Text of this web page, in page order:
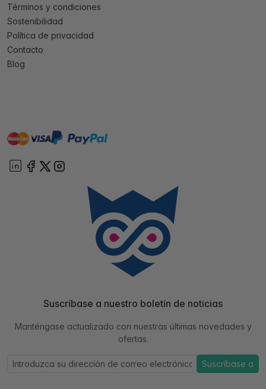
Términos y condiciones
Sostenibilidad
Política de privacidad
Contacto
Blog
mastervisa paypal
Suscríbase a nuestro boletín de noticias
Manténgase actualizado con nuestras últimas novedades y
ofertas.
Suscríbase a